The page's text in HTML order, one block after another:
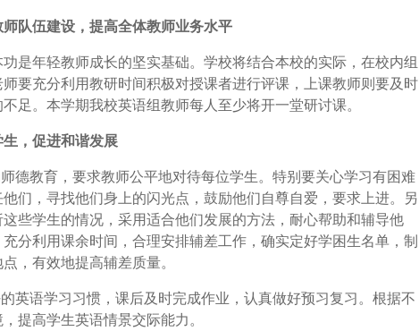
队伍建设，提高全体教师业务水平
是年轻教师成长的坚实基础。学校将结合本校的实际，在校内组
要充分利用教研时间积极对授课者进行评课，上课教师则要及时
足。本学期我校英语组教师每人至少将开一堂研讨课。
，促进和谐发展
德教育，要求教师公平地对待每位学生。特别要关心学习有困难
们，寻找他们身上的闪光点，鼓励他们自尊自爱，要求上进。另
些学生的情况，采用适合他们发展的方法，耐心帮助和辅导他
分利用课余时间，合理安排辅差工作，确实定好学困生名单，制
，有效地提高辅差质量。
英语学习习惯，课后及时完成作业，认真做好预习复习。根据不
提高学生英语情景交际能力。